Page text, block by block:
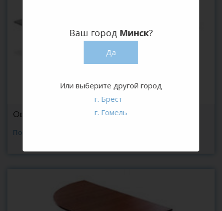
Овальный складной стол
Подробнее
Ваш город Минск?
Да
Или выберите другой город
г. Брест
г. Гомель